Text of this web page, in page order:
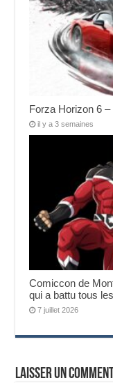
Forza Horizon 6
il y a 3 semaines
Comiccon de
qui a battu tous
7 juillet 2026
Laisser un